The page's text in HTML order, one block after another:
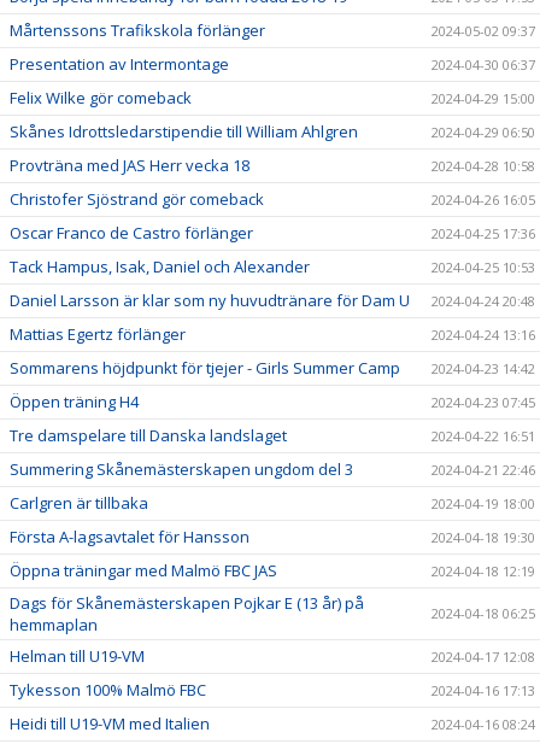
Mårtenssons Trafikskola förlänger 2024-05-02 09:37
Presentation av Intermontage 2024-04-30 06:37
Felix Wilke gör comeback 2024-04-29 15:00
Skånes Idrottsledarstipendie till William Ahlgren 2024-04-29 06:50
Provträna med JAS Herr vecka 18 2024-04-28 10:58
Christofer Sjöstrand gör comeback 2024-04-26 16:05
Oscar Franco de Castro förlänger 2024-04-25 17:36
Tack Hampus, Isak, Daniel och Alexander 2024-04-25 10:53
Daniel Larsson är klar som ny huvudtränare för Dam U 2024-04-24 20:48
Mattias Egertz förlänger 2024-04-24 13:16
Sommarens höjdpunkt för tjejer - Girls Summer Camp 2024-04-23 14:42
Öppen träning H4 2024-04-23 07:45
Tre damspelare till Danska landslaget 2024-04-22 16:51
Summering Skånemästerskapen ungdom del 3 2024-04-21 22:46
Carlgren är tillbaka 2024-04-19 18:00
Första A-lagsavtalet för Hansson 2024-04-18 19:30
Öppna träningar med Malmö FBC JAS 2024-04-18 12:19
Dags för Skånemästerskapen Pojkar E (13 år) på
hemmaplan
2024-04-18 06:25
Helman till U19-VM 2024-04-17 12:08
Tykesson 100% Malmö FBC 2024-04-16 17:13
Heidi till U19-VM med Italien 2024-04-16 08:24